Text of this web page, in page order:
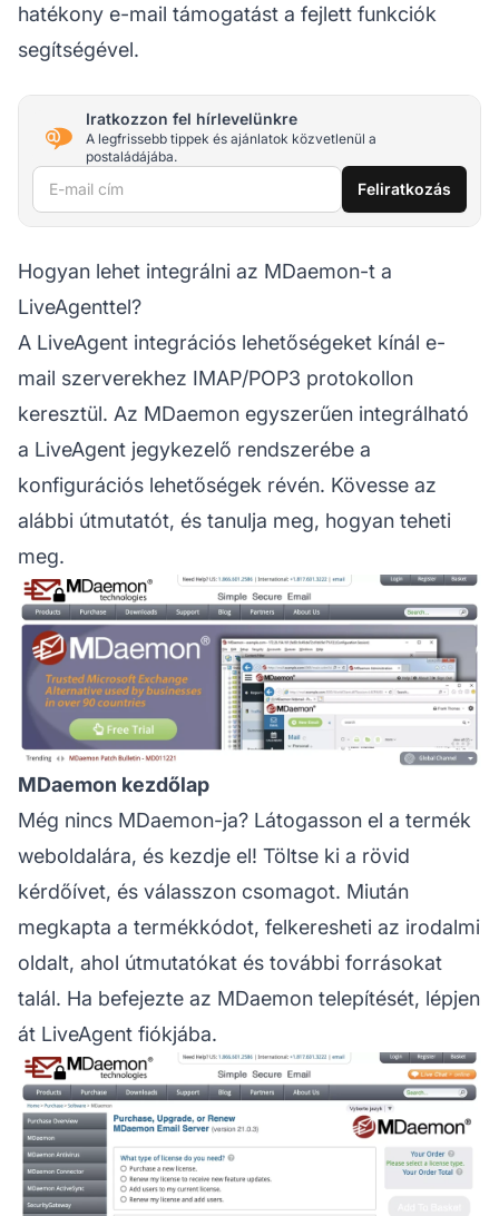
hatékony e-mail támogatást a fejlett funkciók
segítségével.
Iratkozzon fel hírlevelünkre
A legfrissebb tippek és ajánlatok közvetlenül a
postaládájába.
E-mail cím Feliratkozás
Hogyan lehet integrálni az MDaemon-t a
LiveAgenttel?
A LiveAgent integrációs lehetőségeket kínál e-
mail szerverekhez IMAP/POP3 protokollon
keresztül. Az MDaemon egyszerűen integrálható
a LiveAgent jegykezelő rendszerébe a
konfigurációs lehetőségek révén. Kövesse az
alábbi útmutatót, és tanulja meg, hogyan teheti
meg.
MDaemon kezdőlap
Még nincs MDaemon-ja? Látogasson el a termék
weboldalára, és kezdje el! Töltse ki a rövid
kérdőívet, és válasszon csomagot. Miután
megkapta a termékkódot, felkeresheti az irodalmi
oldalt, ahol útmutatókat és további forrásokat
talál. Ha befejezte az MDaemon telepítését, lépjen
át LiveAgent fiókjába.